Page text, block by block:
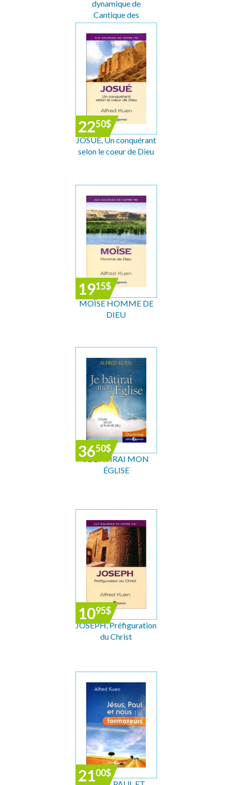
dynamique de
Cantique des
Cantiques, Job,
Proverbes, Ecclésiaste
2250$
JOSUÉ, Un conquérant
selon le coeur de Dieu
1915$
MOÏSE HOMME DE
DIEU
3650$
JE BÂTIRAI MON
ÉGLISE
1095$
JOSEPH, Préfiguration
du Christ
2100$